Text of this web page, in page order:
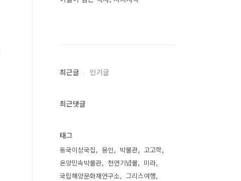
최근글 인기글
최근댓글
태그
동국이상국집 용인 박물관
고고학
온양민속박물관
천연기념물
미라
국립해양문화재연구소
그리스여행